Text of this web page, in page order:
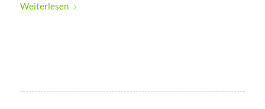
Weiterlesen